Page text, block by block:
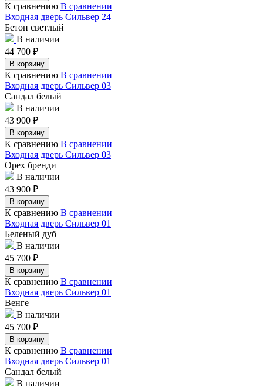
К сравнению В сравнении
Входная дверь Сильвер 24
Бетон светлый
В наличии
44 700 ₽
В корзину
К сравнению В сравнении
Входная дверь Сильвер 03
Сандал белый
В наличии
43 900 ₽
В корзину
К сравнению В сравнении
Входная дверь Сильвер 03
Орех бренди
В наличии
43 900 ₽
В корзину
К сравнению В сравнении
Входная дверь Сильвер 01
Беленый дуб
В наличии
45 700 ₽
В корзину
К сравнению В сравнении
Входная дверь Сильвер 01
Венге
В наличии
45 700 ₽
В корзину
К сравнению В сравнении
Входная дверь Сильвер 01
Сандал белый
В наличии